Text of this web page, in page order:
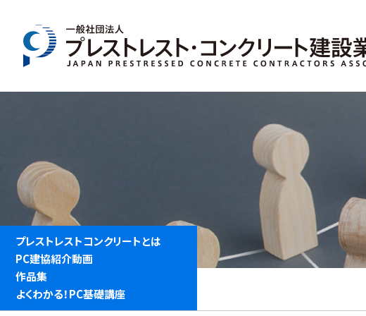
プレストレストコンクリートとは
PC建協紹介動画
作品集
よくわかる！PC基礎講座